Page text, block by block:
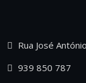
Rua José
939 850 787